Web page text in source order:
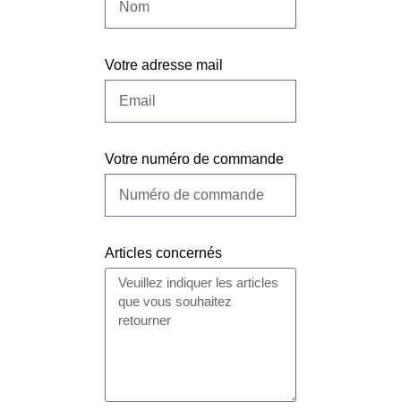
Votre adresse mail
Votre numéro de commande
Articles concernés